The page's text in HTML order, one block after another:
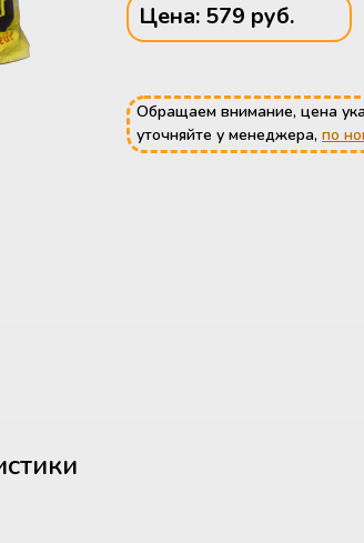
Цена: 579 руб.
Обращаем внимание, цена
уточняйте у менеджера, по